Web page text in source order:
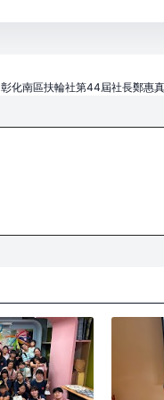
彰化南區扶輪社第44屆社長鄭惠